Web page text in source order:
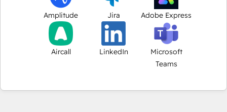
Amplitude Jira Adobe Express
Aircall LinkedIn
Microsoft
Teams